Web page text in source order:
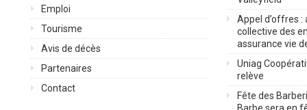
Emploi
Tourisme
Avis de décès
Partenaires
Contact
Appel d’offres :
collective des
assurance vie
Uniag
relève
Fête des
Barbe sera en